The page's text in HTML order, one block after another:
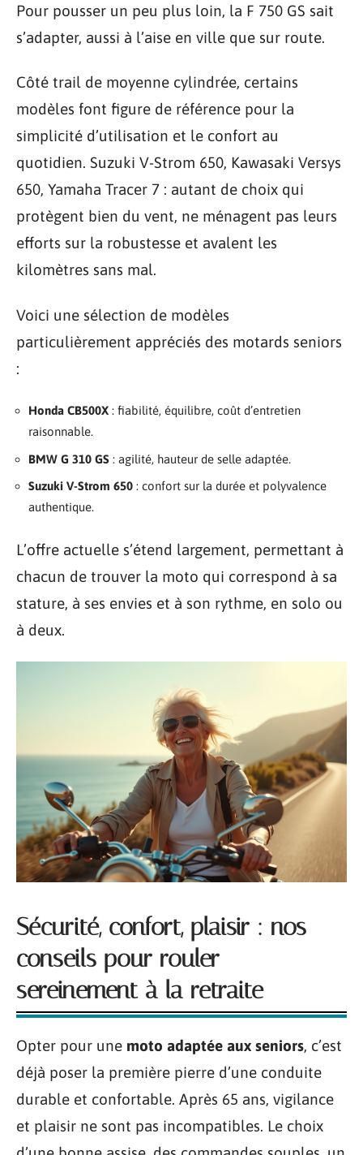
Pour pousser un peu plus loin, la F 750 GS sait
s’adapter, aussi à l’aise en ville que sur route.
Côté trail de moyenne cylindrée, certains
modèles font figure de référence pour la
simplicité d’utilisation et le confort au
quotidien. Suzuki V-Strom 650, Kawasaki Versys
650, Yamaha Tracer 7 : autant de choix qui
protègent bien du vent, ne ménagent pas leurs
efforts sur la robustesse et avalent les
kilomètres sans mal.
Voici une sélection de modèles
particulièrement appréciés des motards seniors
:
Honda CB500X : fiabilité, équilibre, coût d’entretien
raisonnable.
BMW G 310 GS : agilité, hauteur de selle adaptée.
Suzuki V-Strom 650 : confort sur la durée et polyvalence
authentique.
L’offre actuelle s’étend largement, permettant à
chacun de trouver la moto qui correspond à sa
stature, à ses envies et à son rythme, en solo ou
à deux.
Sécurité, confort, plaisir : nos
conseils pour rouler
sereinement à la retraite
Opter pour une moto adaptée aux seniors, c’est
déjà poser la première pierre d’une conduite
durable et confortable. Après 65 ans, vigilance
et plaisir ne sont pas incompatibles. Le choix